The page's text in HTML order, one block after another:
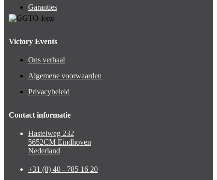
Garanties
Victory Events
Ons verhaal
Algemene voorwaarden
Privacybeleid
Contact informatie
Hastelweg 232
5652CM Eindhoven
Nederland
+31 (0) 40 - 785 16 20